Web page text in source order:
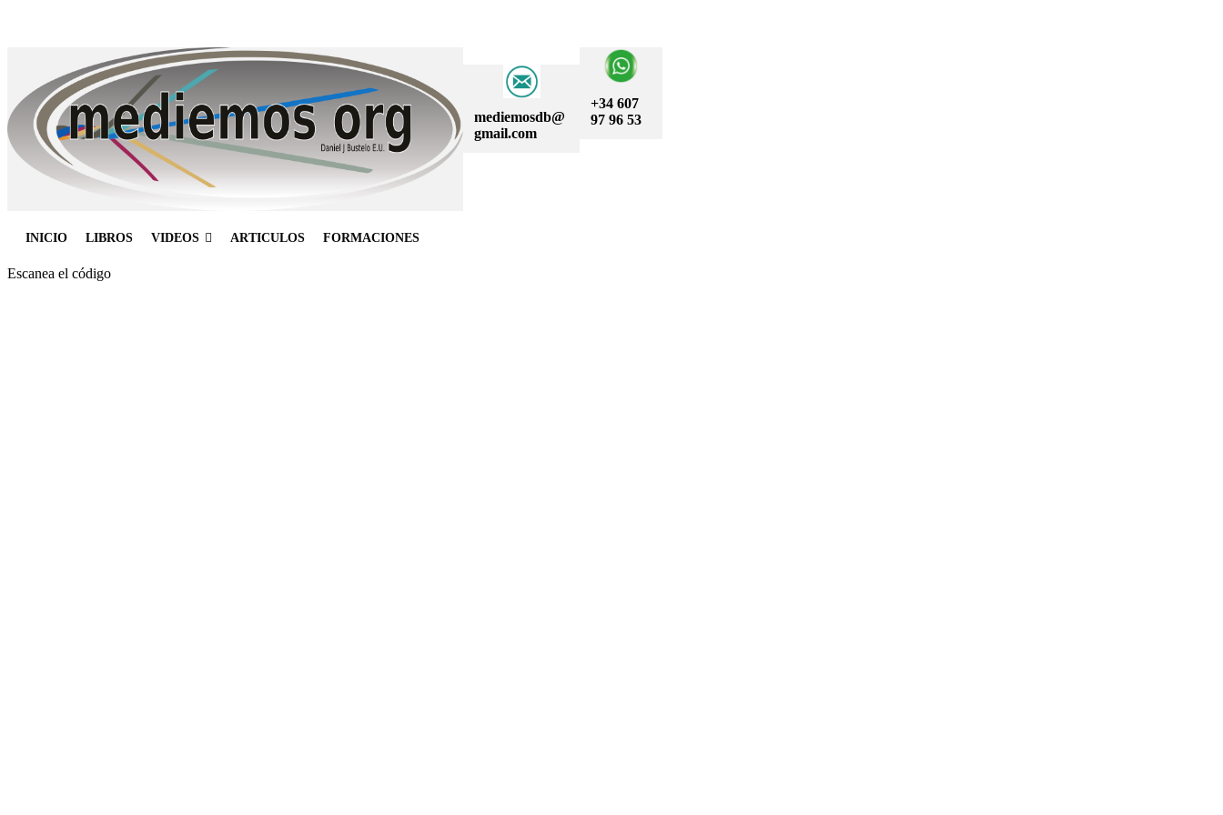
mediemosdb@
gmail.com
+34 607
97 96 53
INICIO LIBROS VIDEOS ARTICULOS FORMACIONES
Escanea el código